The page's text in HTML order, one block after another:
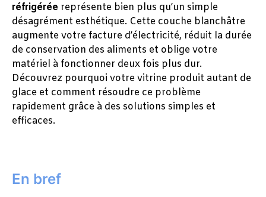
réfrigérée représente bien plus qu’un simple
désagrément esthétique. Cette couche blanchâtre
augmente votre facture d’électricité, réduit la durée
de conservation des aliments et oblige votre
matériel à fonctionner deux fois plus dur.
Découvrez pourquoi votre vitrine produit autant de
glace et comment résoudre ce problème
rapidement grâce à des solutions simples et
efficaces.
En bref